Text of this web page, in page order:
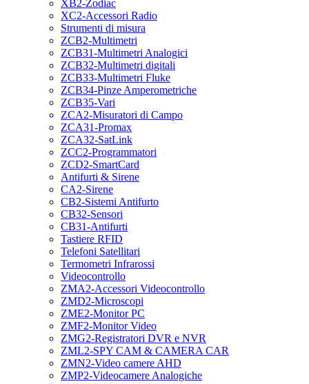
XB2-Zodiac
XC2-Accessori Radio
Strumenti di misura
ZCB2-Multimetri
ZCB31-Multimetri Analogici
ZCB32-Multimetri digitali
ZCB33-Multimetri Fluke
ZCB34-Pinze Amperometriche
ZCB35-Vari
ZCA2-Misuratori di Campo
ZCA31-Promax
ZCA32-SatLink
ZCC2-Programmatori
ZCD2-SmartCard
Antifurti & Sirene
CA2-Sirene
CB2-Sistemi Antifurto
CB32-Sensori
CB31-Antifurti
Tastiere RFID
Telefoni Satellitari
Termometri Infrarossi
Videocontrollo
ZMA2-Accessori Videocontrollo
ZMD2-Microscopi
ZME2-Monitor PC
ZMF2-Monitor Video
ZMG2-Registratori DVR e NVR
ZML2-SPY CAM & CAMERA CAR
ZMN2-Video camere AHD
ZMP2-Videocamere Analogiche